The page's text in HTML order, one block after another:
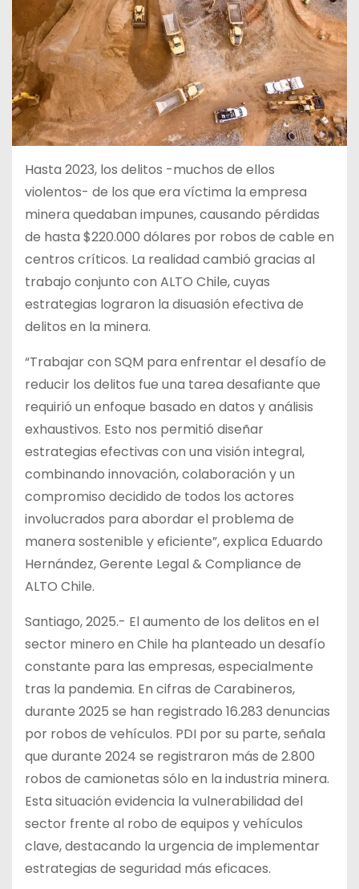
Hasta 2023, los delitos -muchos de ellos
violentos- de los que era víctima la empresa
minera quedaban impunes, causando pérdidas
de hasta $220.000 dólares por robos de cable en
centros críticos. La realidad cambió gracias al
trabajo conjunto con ALTO Chile, cuyas
estrategias lograron la disuasión efectiva de
delitos en la minera.
“Trabajar con SQM para enfrentar el desafío de
reducir los delitos fue una tarea desafiante que
requirió un enfoque basado en datos y análisis
exhaustivos. Esto nos permitió diseñar
estrategias efectivas con una visión integral,
combinando innovación, colaboración y un
compromiso decidido de todos los actores
involucrados para abordar el problema de
manera sostenible y eficiente”, explica Eduardo
Hernández, Gerente Legal & Compliance de
ALTO Chile.
Santiago, 2025.- El aumento de los delitos en el
sector minero en Chile ha planteado un desafío
constante para las empresas, especialmente
tras la pandemia. En cifras de Carabineros,
durante 2025 se han registrado 16.283 denuncias
por robos de vehículos. PDI por su parte, señala
que durante 2024 se registraron más de 2.800
robos de camionetas sólo en la industria minera.
Esta situación evidencia la vulnerabilidad del
sector frente al robo de equipos y vehículos
clave, destacando la urgencia de implementar
estrategias de seguridad más eficaces.